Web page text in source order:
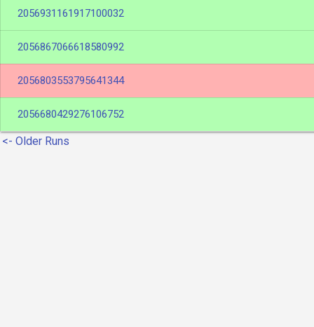
2056931161917100032
2056867066618580992
2056803553795641344
2056680429276106752
<- Older Runs